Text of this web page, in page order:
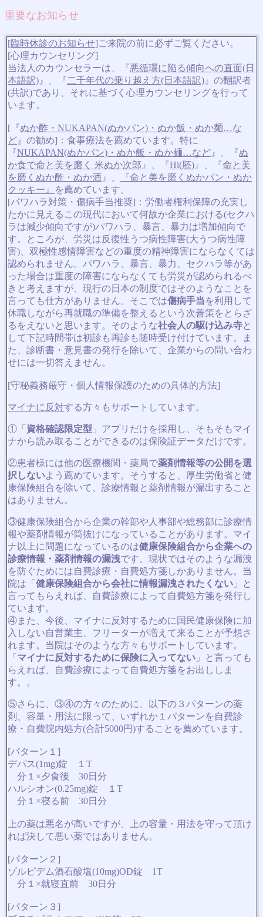
重要なお知らせ
[臨時休診のお知らせ]ご来院の前に必ずご覧ください。
[心理カウンセリング]
当法人のカウンセラーは、『悪循環に陥る傾向への直面(日
本語訳)』、『二千年代の乗り越え方(日本語訳)』の翻訳者
(共訳)であり、それに基づく心理カウンセリングを行って
います。
[『ぬか酢・NUKAPAN(ぬかパン)・ぬか飯・ぬか麺…な
ど』の勧め]：食事療法を薦めています。特に
『NUKAPAN(ぬかパン)・ぬか飯・ぬか麺…など』、『ぬ
か食で命と美を磨く 米ぬか次郎』、『Hi(胚)』、『命と美
を磨くぬか酢・ぬか酒』、
『命と美を磨くぬかパン・ぬか
クッキー』
を薦めています。
[パワハラ対策・傷病手当推奨]：労働者権利保障の充実し
たかに見えるこの現代において何故か企業における(セクハ
ラは減少傾向ですが)パワハラ、暴言、暴力は増加傾向で
す。ところが、労災は反復性うつ病性障害(大うつ病性障
害)、双極性感情障害などの重度の精神障害にならなくては
認められません。パワハラ、暴言、暴力、セクハラ等があ
った場合は重度の障害にならなくても労災が認められるべ
きと考えますが、現行の日本の制度ではそのようなことを
言っても仕方がありません。そこでは傷病手当を利用して
休職しながら再就職の準備を整えるという次善策をとらざ
るをえないと思います。そのような社会人の駆け込み寺と
して下記時間帯は初診も再診も随時受け付けています。ま
た、診断書・意見書の発行を除いて、企業からの問い合わ
せには一切答えません。
[守秘義務厳守・個人情報保護のための具体的方法]
マイナに反対する方々もサポートしています。
①「 資格確認限定型 」アプリだけを採用し、そもそもマイ
ナから読み取ることができるのは保険証データだけです。
②患者様には他の医療機関・薬局で薬剤情報等の公開を選
択しないよう薦めています。そうすると、厚生労働省と健
康保険組合を除いて、診療情報と薬剤情報が漏出すること
はありません。
③健康保険組合から企業の幹部や人事部や総務部に診療情
報や薬剤情報が筒抜けになっていることがあります。マイ
ナ以上に問題になっているのは健康保険組合から企業への
診療情報・薬剤情報の漏洩です。現状ではそのような漏洩
を防ぐためには自費診療・自費処方箋しかありません。当
院は「 健康保険組合から会社に情報漏洩されたくない 」と
言ってもらえれば、自費診療によって自費処方箋を発行し
ています。
④また、今後、マイナに反対するために国民健康保険に加
入しない自営業主、フリーターが増えて来ることが予想さ
れます。当院はそのような方々もサポートしています。
「 マイナに反対するために保険に入ってない 」と言っても
らえれば、自費診療によって自費処方箋をお出ししま
す。。
⑤さらに、③④の方々のために、以下の３パターンの薬
剤、容量・用法に限って、いずれか１パターンを自費診
療・自費院内処方(合計5000円)することを薦めています。
[パターン１]
デパス(1mg)錠 １T
分１×夕食後 30日分
ハルシオン(0.25mg)錠 １T
分１×寝る前 30日分
上の薬は悪名が高いですが、上の容量・用法を守って頂け
れば決して悪い薬ではありません。
[パターン２]
ゾルピデム酒石酸塩(10mg)OD錠 1T
分１×就寝直前 30日分
[パターン３]